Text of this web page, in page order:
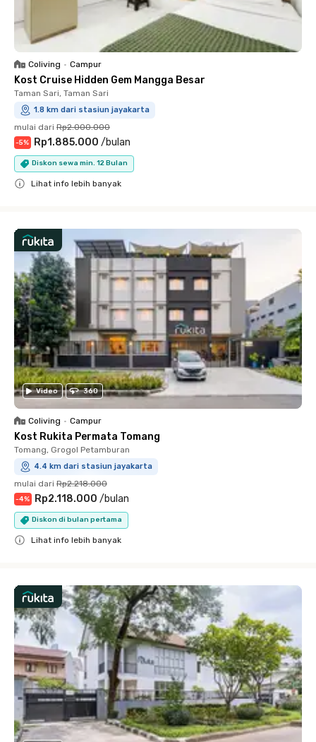
Coliving • Campur
Kost Cruise Hidden Gem Mangga Besar
Taman Sari, Taman Sari
1.8 km dari stasiun jayakarta
mulai dari Rp2.000.000
-5% Rp1.885.000 /bulan
Diskon sewa min. 12 Bulan
Lihat info lebih banyak
Video 360
Coliving • Campur
Kost Rukita Permata Tomang
Tomang, Grogol Petamburan
4.4 km dari stasiun jayakarta
mulai dari Rp2.218.000
-4% Rp2.118.000 /bulan
Diskon di bulan pertama
Lihat info lebih banyak